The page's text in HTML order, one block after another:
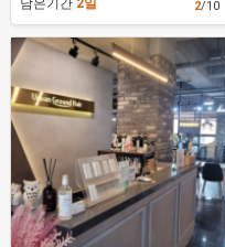
남은기간 2일 2/10